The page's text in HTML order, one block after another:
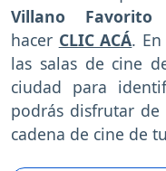
Villano Favorito
hacer CLIC ACÁ.
las salas de cine
ciudad para
podrás disfrutar de
cadena de cine de